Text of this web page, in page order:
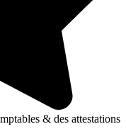
& des attestations